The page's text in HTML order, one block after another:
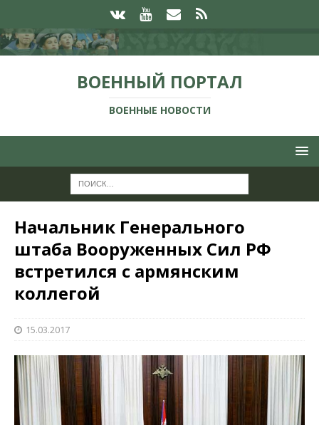
ВОЕННЫЙ ПОРТАЛ
ВОЕННЫЕ НОВОСТИ
Начальник Генерального
штаба Вооруженных Сил РФ
встретился с армянским
коллегой
15.03.2017